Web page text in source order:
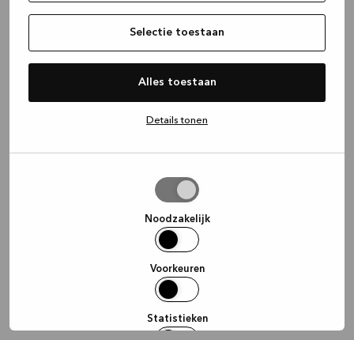
Selectie toestaan
Alles toestaan
Details tonen
Noodzakelijk
Voorkeuren
Statistieken
information).